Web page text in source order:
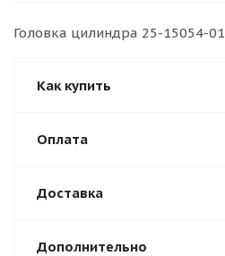
Головка цилиндра 25-15054-01
Как купить
Оплата
Доставка
Дополнительно